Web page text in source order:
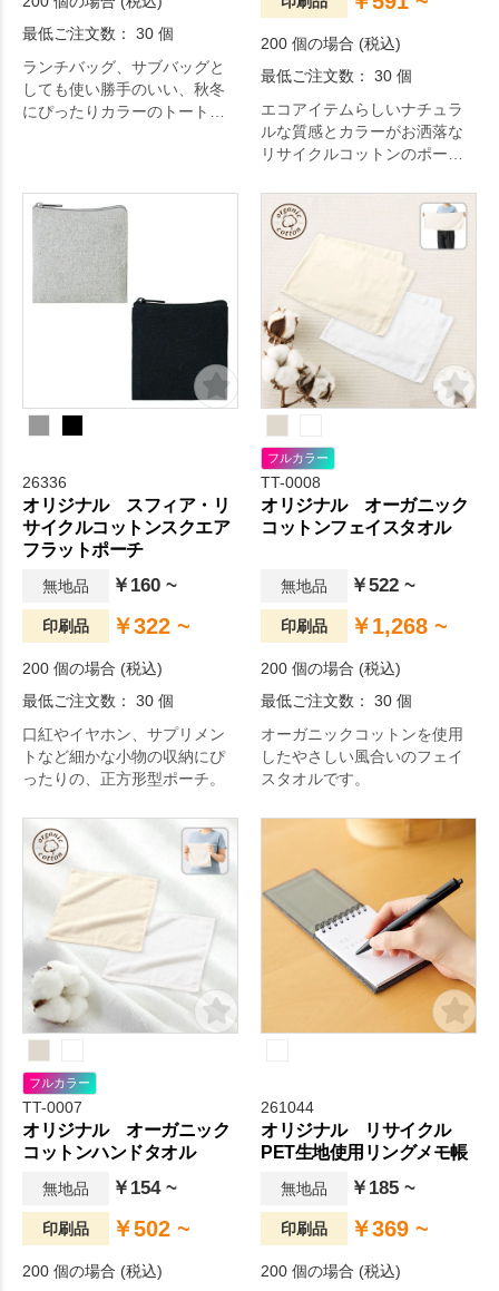
最低ご注文数： 30 個
ランチバッグ、サブバッグと
しても使い勝手のいい、秋冬
にぴったりカラーのトートバ
200 個の場合 (税込)
最低ご注文数： 30 個
エコアイテムらしいナチュラ
ルな質感とカラーがお洒落な
リサイクルコットンのポーチ
26336
オリジナル スフィア・リ
サイクルコットンスクエア
フラットポーチ
無地品 ￥160 ~
印刷品 ￥322 ~
200 個の場合 (税込)
最低ご注文数： 30 個
口紅やイヤホン、サプリメン
トなど細かな小物の収納にぴ
ったりの、正方形型ポーチ。
フルカラー
TT-0008
オリジナル オーガニック
コットンフェイスタオル
無地品 ￥522 ~
印刷品 ￥1,268 ~
200 個の場合 (税込)
最低ご注文数： 30 個
オーガニックコットンを使用
したやさしい風合いのフェイ
スタオルです。
フルカラー
TT-0007
オリジナル オーガニック
コットンハンドタオル
無地品 ￥154 ~
印刷品 ￥502 ~
200 個の場合 (税込)
261044
オリジナル リサイクル
PET生地使用リングメモ帳
無地品 ￥185 ~
印刷品 ￥369 ~
200 個の場合 (税込)